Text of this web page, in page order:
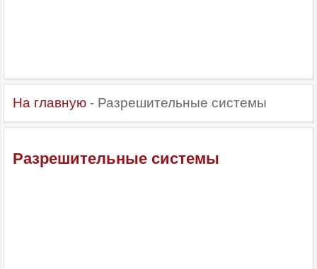
На главную - Разрешительные системы
Разрешительные системы